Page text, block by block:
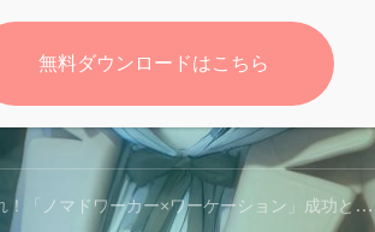
ケーション」成功と失敗のリアル～沖縄・ハワイのビーチで働くWEBマーケターの極意～
無料ダウンロードはこちら